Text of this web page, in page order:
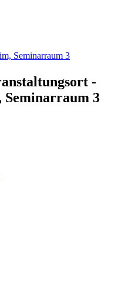
Seminarraum 3
-
Seminarraum 3